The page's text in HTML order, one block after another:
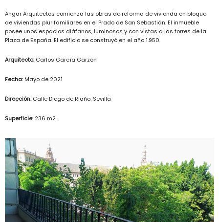
Angar Arquitectos comienza las obras de reforma de vivienda en bloque
de viviendas plurifamiliares en el Prado de San Sebastián. El inmueble
posee unos espacios diáfanos, luminosos y con vistas a las torres de la
Plaza de España. El edificio se construyó en el año 1.950.
Arquitecto:Carlos García Garzón
Fecha:Mayo de 2021
Dirección:Calle Diego de Riaño. Sevilla
Superficie:236 m2